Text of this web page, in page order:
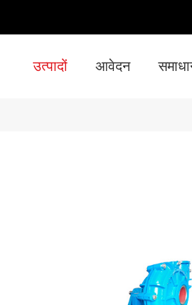
उत्पादों आवेदन